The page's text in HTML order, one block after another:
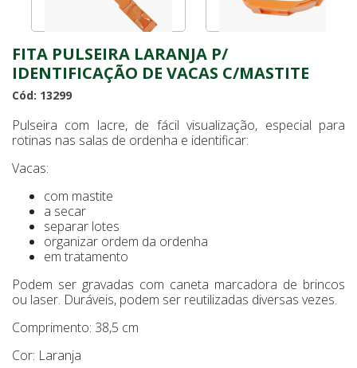
FITA PULSEIRA LARANJA P/
IDENTIFICAÇÃO DE VACAS C/MASTITE
Cód: 13299
Pulseira com lacre, de fácil visualização, especial para
rotinas nas salas de ordenha e identificar:
Vacas:
com mastite
a secar
separar lotes
organizar ordem da ordenha
em tratamento
Podem ser gravadas com caneta marcadora de brincos
ou laser. Duráveis, podem ser reutilizadas diversas vezes.
Comprimento: 38,5 cm
Cor: Laranja